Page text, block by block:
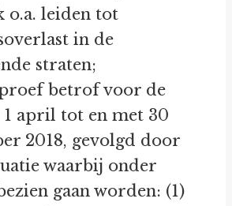
o.a. leiden tot
in de
straten;
betrof voor de
april tot en met 30
2018, gevolgd door
waarbij onder
gaan worden: (1)